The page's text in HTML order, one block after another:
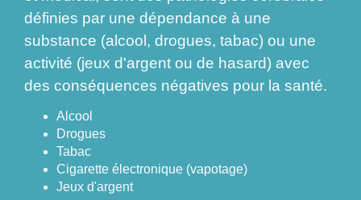
définies par une dépendance à une
substance (alcool, drogues, tabac) ou une
activité (jeux d'argent ou de hasard) avec
des conséquences négatives pour la santé.
Alcool
Drogues
Tabac
Cigarette électronique (vapotage)
Jeux d'argent